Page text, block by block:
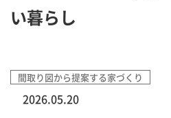
い暮らし
間取り図から提案する家づくり
2026.05.20